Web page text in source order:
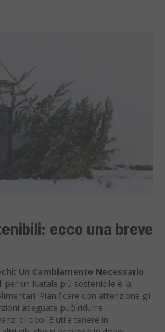
ecco una breve
Un Cambiamento Necessario
per un Natale più sostenibile è la
Pianificare con attenzione gli
adeguate può ridurre
di cibo. È utile tenere in